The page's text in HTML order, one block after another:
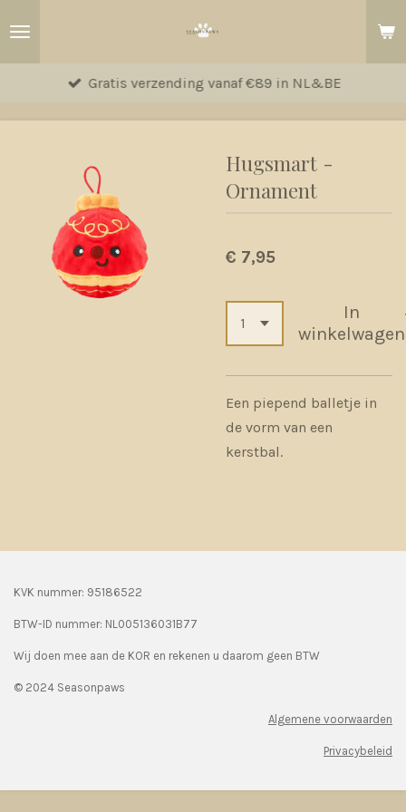
hoofdinhoud
Gratis verzending vanaf €89 in NL&BE
Hugsmart -
Ornament
€ 7,95
In
winkelwagen
Een piepend balletje in
de vorm van een
kerstbal.
KVK nummer: 95186522
BTW-ID nummer: NL005136031B77
Wij doen mee aan de KOR en rekenen u daarom geen BTW
© 2024 Seasonpaws
Algemene voorwaarden
Privacybeleid